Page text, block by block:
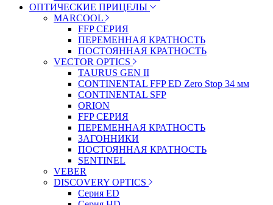
ОПТИЧЕСКИЕ ПРИЦЕЛЫ
MARCOOL
FFP СЕРИЯ
ПЕРЕМЕННАЯ КРАТНОСТЬ
ПОСТОЯННАЯ КРАТНОСТЬ
VECTOR OPTICS
TAURUS GEN II
CONTINENTAL FFP ED Zero Stop 34 мм
CONTINENTAL SFP
ORION
FFP СЕРИЯ
ПЕРЕМЕННАЯ КРАТНОСТЬ
ЗАГОННИКИ
ПОСТОЯННАЯ КРАТНОСТЬ
SENTINEL
VEBER
DISCOVERY OPTICS
Серия ED